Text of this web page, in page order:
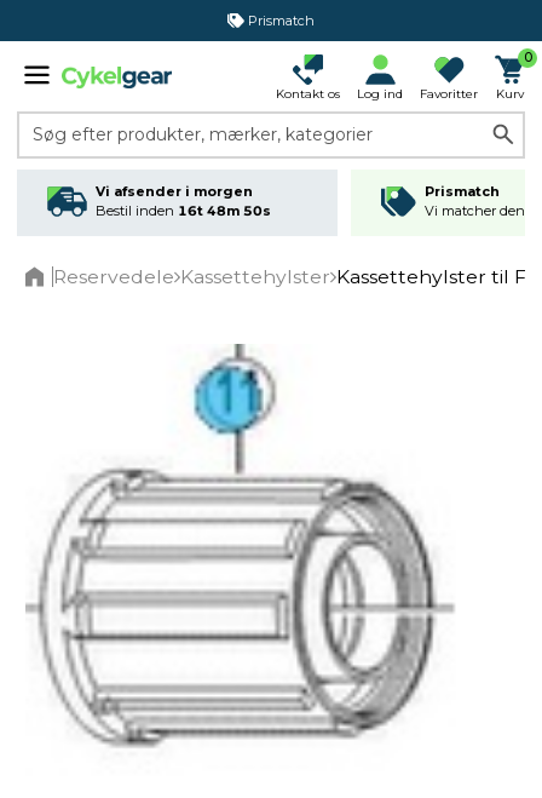
Prismatch
Kontakt os Log ind Favoritter
0
Kurv
Søg efter produkter, mærker, kategorier
Vi afsender i morgen
Bestil inden 16t 48m 50s
Prismatch
Vi matcher den
Reservedele Kassettehylster Kassettehylster til